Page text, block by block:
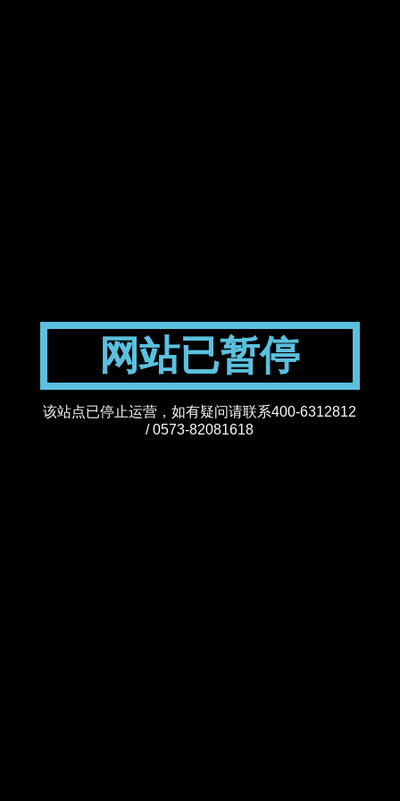
网站已暂停
该站点已停止运营，如有疑问请联系400-6312812
/ 0573-82081618